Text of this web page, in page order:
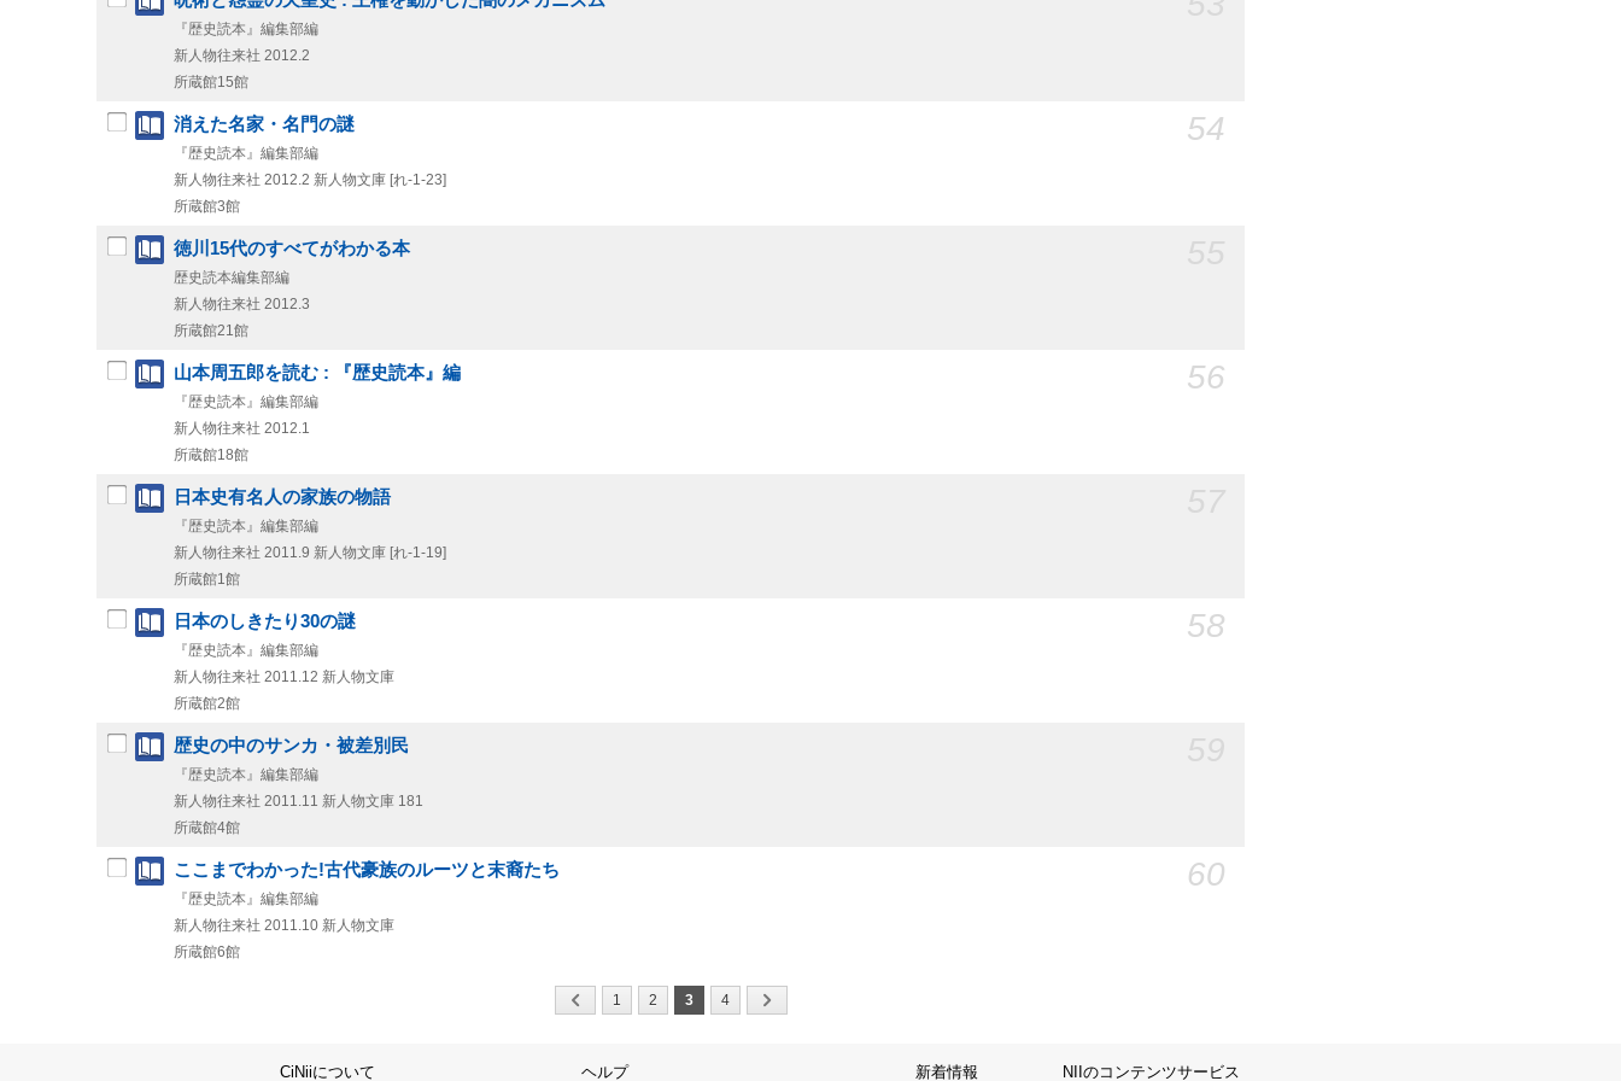
『歴史読本』編集部編
新人物往来社 2012.2
所蔵館15館
54
消えた名家・名門の謎
『歴史読本』編集部編
新人物往来社 2012.2 新人物文庫 [れ-1-23]
所蔵館3館
徳川15代のすべてがわかる本
歴史読本編集部編
新人物往来社 2012.3
所蔵館21館
56
山本周五郎を読む : 『歴史読本』編
『歴史読本』編集部編
新人物往来社 2012.1
所蔵館18館
日本史有名人の家族の物語
『歴史読本』編集部編
新人物往来社 2011.9 新人物文庫 [れ-1-19]
所蔵館1館
58
日本のしきたり30の謎
『歴史読本』編集部編
新人物往来社 2011.12 新人物文庫
所蔵館2館
歴史の中のサンカ・被差別民
『歴史読本』編集部編
新人物往来社 2011.11 新人物文庫 181
所蔵館4館
60
ここまでわかった!古代豪族のルーツと末裔たち
『歴史読本』編集部編
新人物往来社 2011.10 新人物文庫
所蔵館6館
1 2 3 4
CiNiiについて ヘルプ 新着情報 NIIのコンテンツサービス